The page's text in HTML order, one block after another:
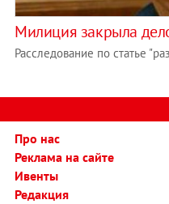
Милиция закрыла
Расследование по статье
Про нас
Реклама на сайте
Ивенты
Редакция